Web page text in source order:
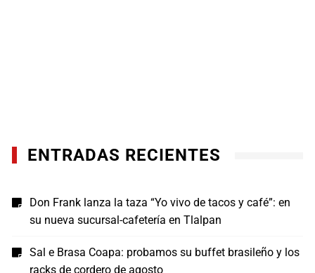
ENTRADAS RECIENTES
Don Frank lanza la taza “Yo vivo de tacos y café”: en
su nueva sucursal-cafetería en Tlalpan
Sal e Brasa Coapa: probamos su buffet brasileño y los
racks de cordero de agosto